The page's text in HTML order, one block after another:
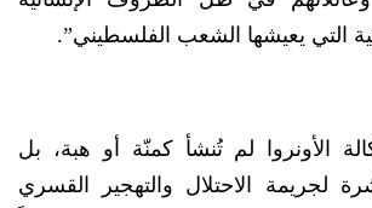
التي يعيشها الشعب الفلسطيني”.
الأونروا لم تُنشأ كمنّة أو هبة، بل
لجريمة الاحتلال والتهجير القسري